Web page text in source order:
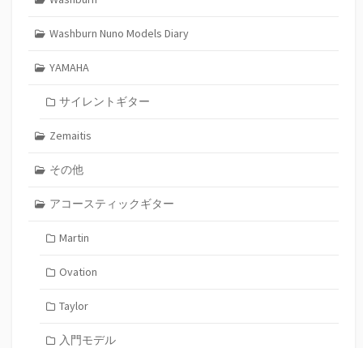
Washburn Nuno Models Diary
YAMAHA
サイレントギター
Zemaitis
その他
アコースティックギター
Martin
Ovation
Taylor
入門モデル